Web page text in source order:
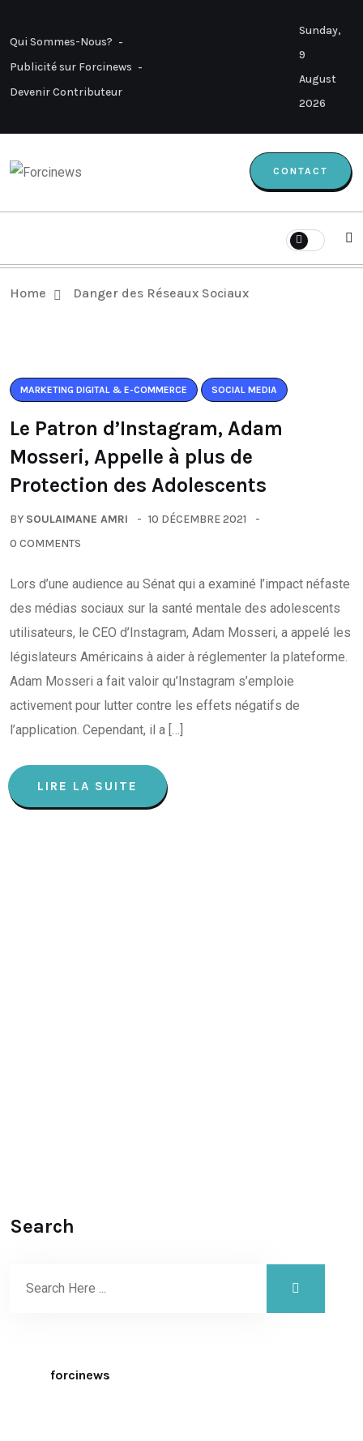
Qui Sommes-Nous?
Publicité sur Forcinews
Devenir Contributeur
Sunday,
9
August
2026
CONTACT
Home Danger des Réseaux Sociaux
MARKETING DIGITAL & E-COMMERCE SOCIAL MEDIA
Le Patron d’Instagram, Adam
Mosseri, Appelle à plus de
Protection des Adolescents
BY SOULAIMANE AMRI
10 DÉCEMBRE 2021
0 COMMENTS
Lors d’une audience au Sénat qui a examiné l’impact néfaste
des médias sociaux sur la santé mentale des adolescents
utilisateurs, le CEO d’Instagram, Adam Mosseri, a appelé les
législateurs Américains à aider à réglementer la plateforme.
Adam Mosseri a fait valoir qu’Instagram s’emploie
activement pour lutter contre les effets négatifs de
l’application. Cependant, il a […]
LIRE LA SUITE
Search
forcinews